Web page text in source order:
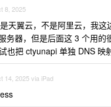
8, 2025
天翼云，不是阿里云，我
务器，但是后面这 3 个用
也把 ctyunapi 单独 DNS 映
14, 2025 via iPad